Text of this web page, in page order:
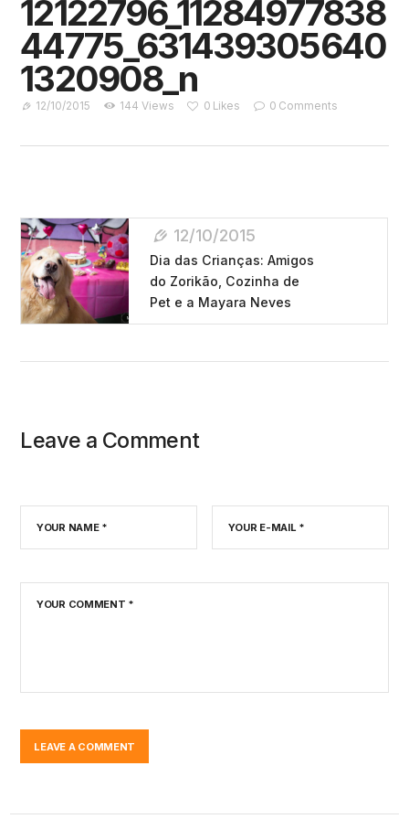
12122796_11284977838
44775_631439305640
1320908_n
12/10/2015 144 Views 0 Likes 0 Comments
Navegação
De
Post
12/10/2015
Dia das Crianças: Amigos
do Zorikão, Cozinha de
Pet e a Mayara Neves
Leave a Comment